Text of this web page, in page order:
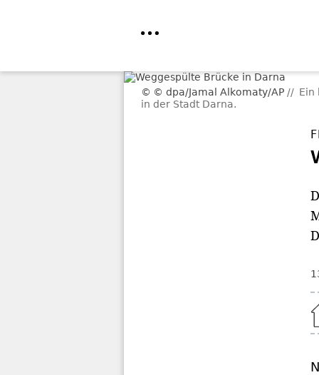
© dpa/Jamal Alkomaty/AP
Ein
in der Stadt Darna.